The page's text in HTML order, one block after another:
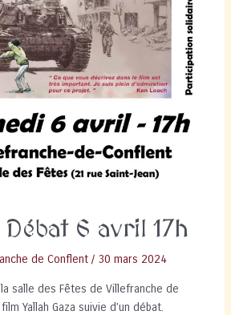
6 avril 17h
de Conflent / 30 mars 2024
salle des Fêtes de Villefranche de
Yallah Gaza suivie d’un débat.